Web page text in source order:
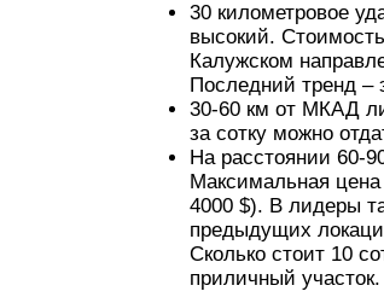
30 километровое
высокий.
Калужском
Последний тренд –
30-60 км от МКАД
за сотку можно
На расстоянии 60-
Максимальная цена
4000 $). В лидеры
предыдущих
Сколько стоит 10
приличный